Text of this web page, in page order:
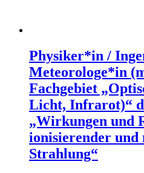
Physiker*in /
Meteorologe*in
Fachgebiet
Licht, Infrarot)“
„Wirkungen und
ionisierender
Strahlung“